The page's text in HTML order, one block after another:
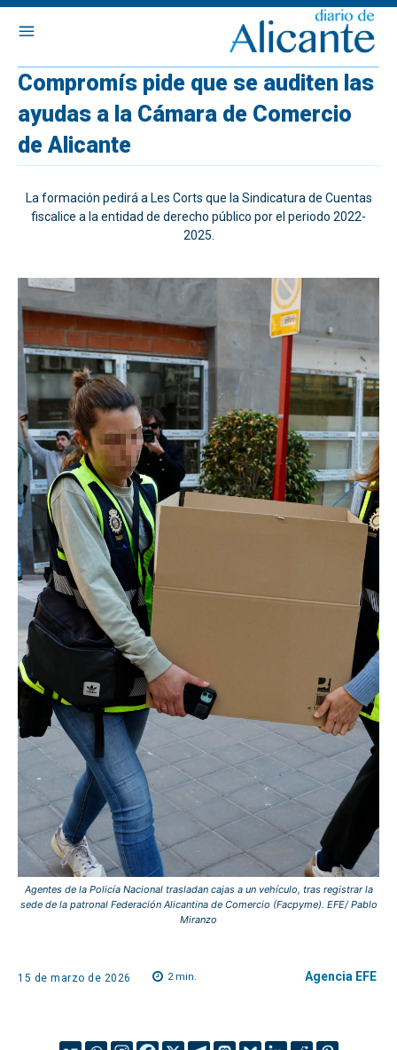
Compromís pide que se auditen las
ayudas a la Cámara de Comercio
de Alicante
La formación pedirá a Les Corts que la Sindicatura de Cuentas
fiscalice a la entidad de derecho público por el periodo 2022-
2025.
Agentes de la Policía Nacional trasladan cajas a un vehículo, tras registrar la
sede de la patronal Federación Alicantina de Comercio (Facpyme). EFE/ Pablo
Miranzo
15 de marzo de 2026 2min. Agencia EFE